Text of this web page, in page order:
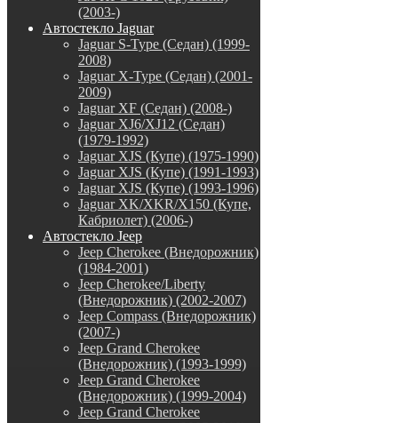
(2003-)
Автостекло Jaguar
Jaguar S-Type (Седан) (1999-
2008)
Jaguar X-Type (Седан) (2001-
2009)
Jaguar XF (Седан) (2008-)
Jaguar XJ6/XJ12 (Седан)
(1979-1992)
Jaguar XJS (Купе) (1975-1990)
Jaguar XJS (Купе) (1991-1993)
Jaguar XJS (Купе) (1993-1996)
Jaguar XK/XKR/X150 (Купе,
Кабриолет) (2006-)
Автостекло Jeep
Jeep Cherokee (Внедорожник)
(1984-2001)
Jeep Cherokee/Liberty
(Внедорожник) (2002-2007)
Jeep Compass (Внедорожник)
(2007-)
Jeep Grand Cherokee
(Внедорожник) (1993-1999)
Jeep Grand Cherokee
(Внедорожник) (1999-2004)
Jeep Grand Cherokee